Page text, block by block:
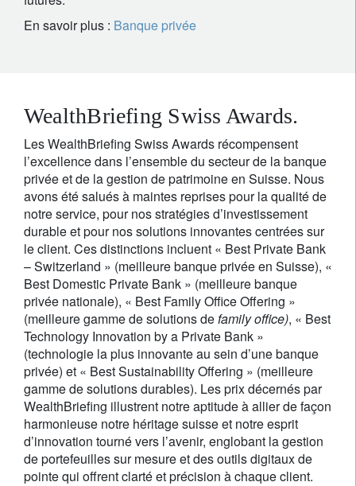
En savoir plus : Banque privée
WealthBriefing Swiss Awards.
Les WealthBriefing Swiss Awards récompensent
l’excellence dans l’ensemble du secteur de la banque
privée et de la gestion de patrimoine en Suisse. Nous
avons été salués à maintes reprises pour la qualité de
notre service, pour nos stratégies d’investissement
durable et pour nos solutions innovantes centrées sur
le client. Ces distinctions incluent « Best Private Bank
– Switzerland » (meilleure banque privée en Suisse), «
Best Domestic Private Bank » (meilleure banque
privée nationale), « Best Family Office Offering »
(meilleure gamme de solutions defamily office), « Best
Technology Innovation by a Private Bank »
(technologie la plus innovante au sein d’une banque
privée) et « Best Sustainability Offering » (meilleure
gamme de solutions durables). Les prix décernés par
WealthBriefing illustrent notre aptitude à allier de façon
harmonieuse notre héritage suisse et notre esprit
d’innovation tourné vers l’avenir, englobant la gestion
de portefeuilles sur mesure et des outils digitaux de
pointe qui offrent clarté et précision à chaque client.